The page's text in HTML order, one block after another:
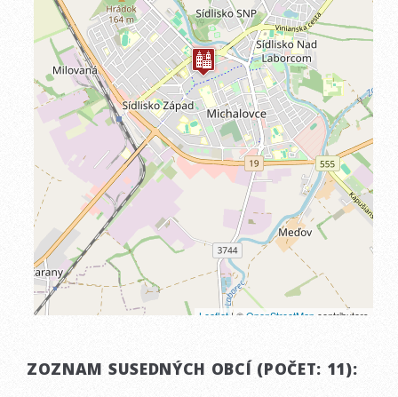
ZOZNAM SUSEDNÝCH OBCÍ (POČET: 11):